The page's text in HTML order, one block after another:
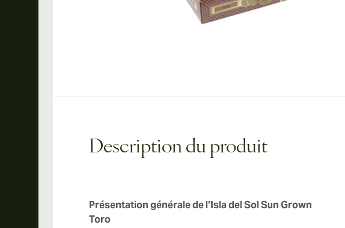
Description du produit
Présentation générale de l’Isla del Sol Sun Grown
Toro